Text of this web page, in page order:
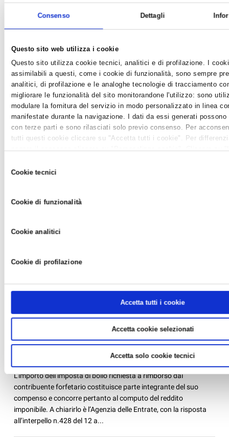
Consenso Dettagli
Questo sito web utilizza i cookie
Questo sito utilizza cookie tecnici, analitici e di profilazione. I
assimilabili a questi, come i cookie di funzionalità, sono sempre
analitici, di profilazione e le analoghe tecnologie di tracciamento
migliorare le funzionalità del sito monitorandone l'utilizzo: sono
modulare la fornitura del servizio in modo personalizzato in linea
manifestate durante la navigazione. I dati da essi generati
con terze parti e sono rilasciati solo previo consenso. Per
tutti questi cookie cliccare su "Accetta tutti i cookie". Per
della navigazione in assenza di cookie o altri strumenti di
delCookie tecnici
Cookie di funzionalità
Cookie analitici
Cookie di profilazione
Accetta tutti i cookie
Accetta cookie selezionati
Accetta solo cookie tecnici
#SPIAGGIACHEPASSIONE: SGUARDO AVANTI,
CUORE ARTIGIANO
News /Associazioni di mestiere
martedì 16 ago 2022 alle 19:57
Flash Mob a Ferragosto negli stabilimenti balneari aderenti a
Confartigianato per presentare la campagna di comunicazione
che andrà avanti fino all’inverno...
FORFETARI: IL BOLLO ADDEBITATO IN FATTURA
E' UN RICAVO
martedì 16 ago 2022 alle 15:54
L’importo dell’imposta di bollo richiesta a rimborso dal
contribuente forfetario costituisce parte integrante del suo
compenso e concorre pertanto al computo del reddito
imponibile. A chiarirlo è l’Agenzia delle Entrate, con la risposta
all’interpello n.428 del 12 a...